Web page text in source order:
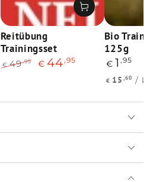
Reitübung
Trainingsset
€ 49,95 € 44 ,95
Bio
125g
€ 1 ,95
€ 15 ,60 /